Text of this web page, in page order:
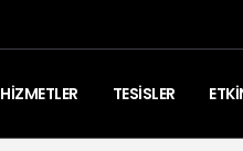
HİZMETLER TESİSLER